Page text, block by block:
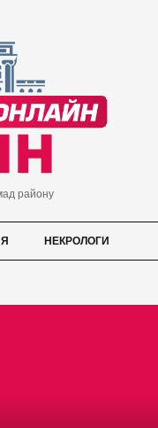
району
НЕКРОЛОГИ